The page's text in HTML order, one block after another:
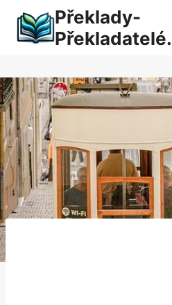
obsah
Překlady-